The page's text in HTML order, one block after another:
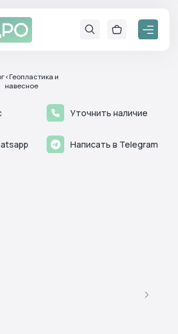
Уточнить наличие
Написать в Telegram